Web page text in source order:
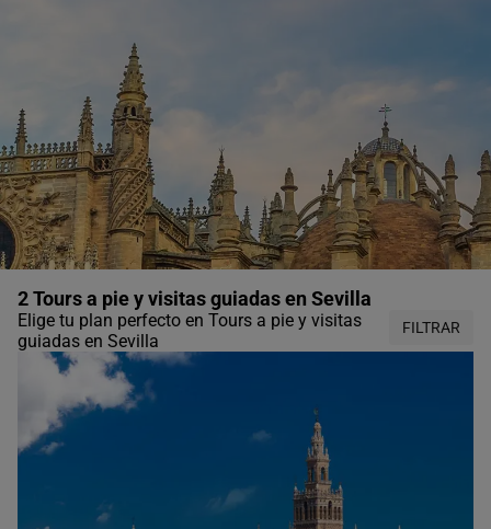
2 Tours a pie y visitas guiadas en Sevilla
Elige tu plan perfecto en Tours a pie y visitas
guiadas en Sevilla
FILTRAR